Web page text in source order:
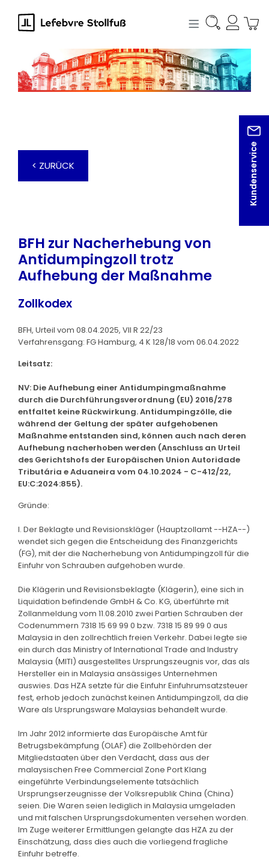
springen
Kundenservice
< ZURÜCK
BFH zur Nacherhebung von
Antidumpingzoll trotz
Aufhebung der Maßnahme
Zollkodex
BFH, Urteil vom 08.04.2025, VII R 22/23
Verfahrensgang: FG Hamburg, 4 K 128/18 vom 06.04.2022
Leitsatz:
NV: Die Aufhebung einer Antidumpingmaßnahme
durch die Durchführungsverordnung (EU) 2016/278
entfaltet keine Rückwirkung. Antidumpingzölle, die
während der Geltung der später aufgehobenen
Maßnahme entstanden sind, können auch nach deren
Aufhebung nacherhoben werden (Anschluss an Urteil
des Gerichtshofs der Europäischen Union Autoridade
Tributária e Aduaneira vom 04.10.2024 - C-412/22,
EU:C:2024:855).
Gründe:
I. Der Beklagte und Revisionskläger (Hauptzollamt --HZA--)
wendet sich gegen die Entscheidung des Finanzgerichts
(FG), mit der die Nacherhebung von Antidumpingzoll für die
Einfuhr von Schrauben aufgehoben wurde.
Die Klägerin und Revisionsbeklagte (Klägerin), eine sich in
Liquidation befindende GmbH & Co. KG, überführte mit
Zollanmeldung vom 11.08.2010 zwei Partien Schrauben der
Codenummern 7318 15 69 99 0 bzw. 7318 15 89 99 0 aus
Malaysia in den zollrechtlich freien Verkehr. Dabei legte sie
ein durch das Ministry of International Trade and Industry
Malaysia (MITI) ausgestelltes Ursprungszeugnis vor, das als
Hersteller ein in Malaysia ansässiges Unternehmen
auswies. Das HZA setzte für die Einfuhr Einfuhrumsatzsteuer
fest, erhob jedoch zunächst keinen Antidumpingzoll, da die
Ware als Ursprungsware Malaysias behandelt wurde.
Im Jahr 2012 informierte das Europäische Amt für
Betrugsbekämpfung (OLAF) die Zollbehörden der
Mitgliedstaaten über den Verdacht, dass aus der
malaysischen Free Commercial Zone Port Klang
eingeführte Verbindungselemente tatsächlich
Ursprungserzeugnisse der Volksrepublik China (China)
seien. Die Waren seien lediglich in Malaysia umgeladen
und mit falschen Ursprungsdokumenten versehen worden.
Im Zuge weiterer Ermittlungen gelangte das HZA zu der
Einschätzung, dass dies auch die vorliegend fragliche
Einfuhr betreffe.